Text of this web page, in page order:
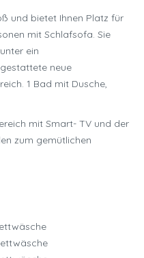
und bietet Ihnen Platz für
mit Schlafsofa. Sie
ein
neue
1 Bad mit Dusche,
mit Smart- TV und der
zum gemütlichen